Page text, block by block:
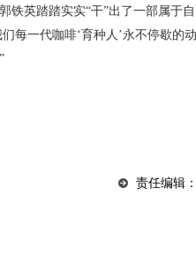
铁英踏踏实实“干”出了一部属于
每一代咖啡‘育种人’永不停歇的动
责任编辑